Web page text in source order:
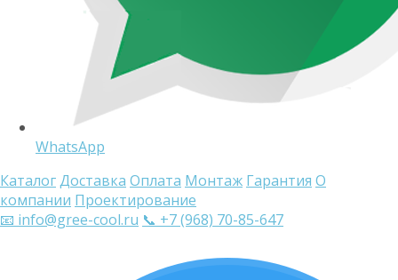
WhatsApp
КаталогДоставка Оплата Монтаж Гарантия О
компании Проектирование
📧 info@gree-cool.ru 📞 +7 (968) 70-85-647